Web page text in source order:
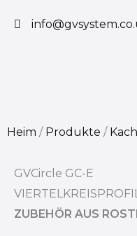
Inhalt
Heim / Produkte /
GVCircle GC-E
ZUBEHÖR AUS